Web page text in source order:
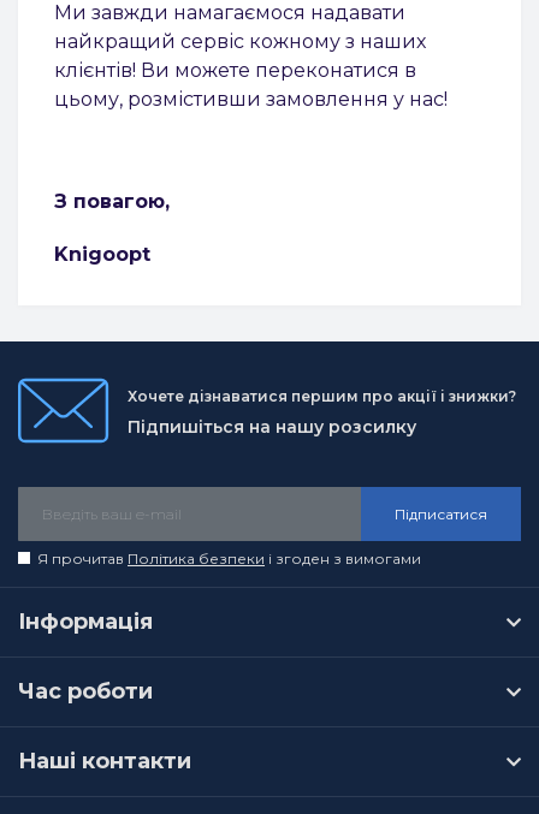
Ми завжди намагаємося надавати
найкращий сервіс кожному з наших
клієнтів! Ви можете переконатися в
цьому, розмістивши замовлення у нас!
З повагою,
Knigoopt
Хочете дізнаватися першим про акції і знижки?
Підпишіться на нашу розсилку
Підписатися
Я прочитав Політика безпеки і згоден з вимогами
Інформація
Час роботи
Наші контакти